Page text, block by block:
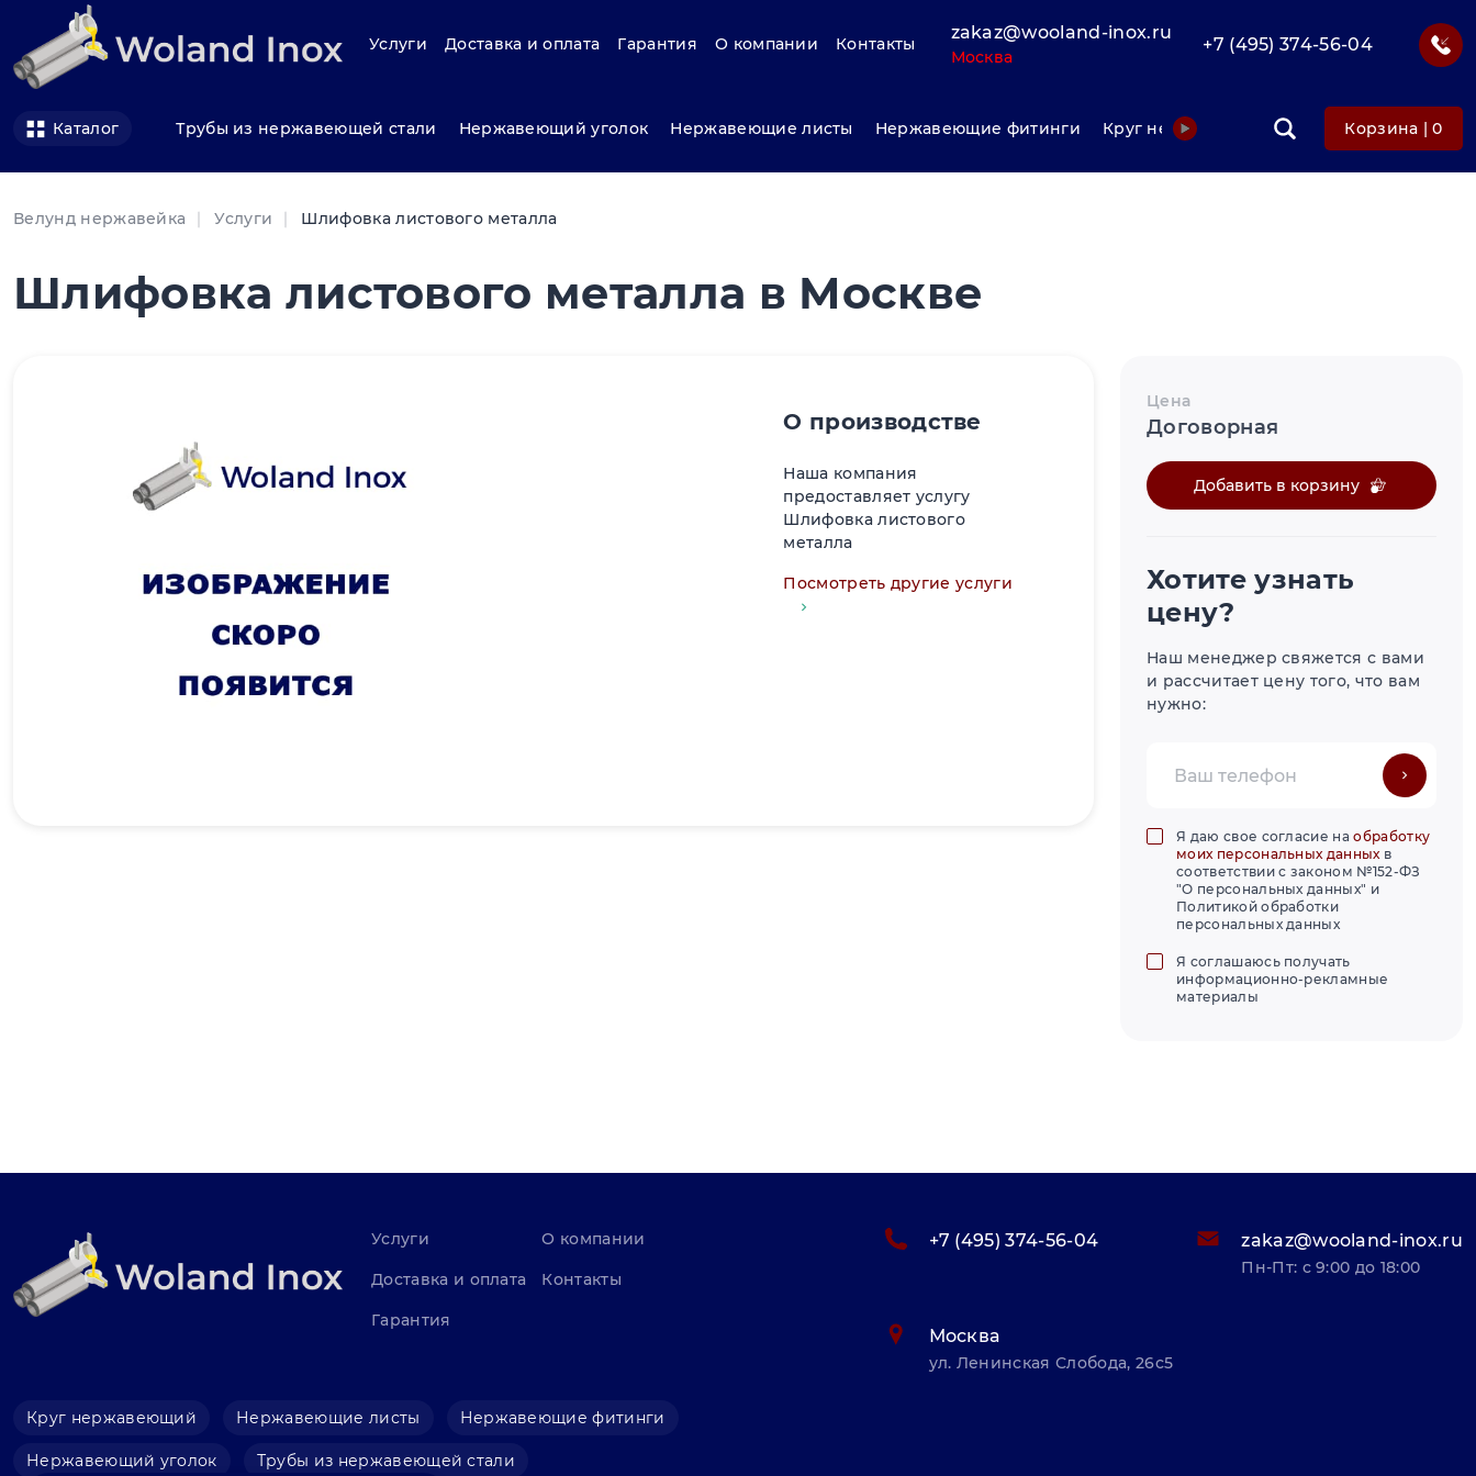
Услуги Доставка и оплата Гарантия О компании Контакты
zakaz@wooland-inox.ru
Москва
+7 (495) 374-56-04
Каталог Трубы из нержавеющей стали Нержавеющий уголок Нержавеющие листы Нержавеющие фитинги Круг нержавеющий ФольгаКорзина |0
Велунд нержавейка Услуги Шлифовка листового металла
Шлифовка листового металла в Москве
О производстве
Наша компания
предоставляет услугу
Шлифовка листового
металла
Посмотреть другие услуги
Цена
Договорная
Добавить в корзину
Хотите узнать
цену?
Наш менеджер свяжется с вами
и рассчитает цену того, что вам
нужно:
Я даю свое согласие наобработку
моих персональных данныхв
соответствии с законом №152-ФЗ
"О персональных данных" и
Политикой обработки
персональных данных
Я соглашаюсь получать
информационно-рекламные
материалы
Услуги
Доставка и оплата
Гарантия
О компании
Контакты
Круг нержавеющий Нержавеющие листы Нержавеющие фитинги
Нержавеющий уголок Трубы из нержавеющей стали
+7 (495) 374-56-04 zakaz@wooland-inox.ru
Пн-Пт: с 9:00 до 18:00
Москва
ул. Ленинская Слобода, 26с5